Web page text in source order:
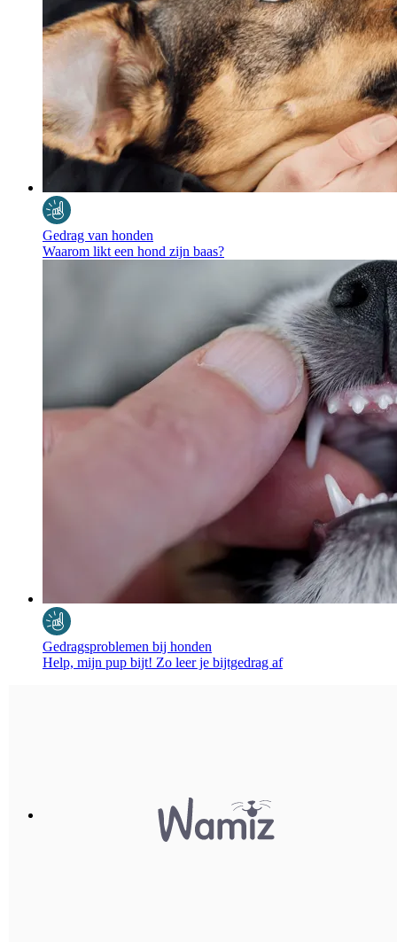
Gedrag van honden
Waarom likt een hond zijn baas?
Gedragsproblemen bij honden
Help, mijn pup bijt! Zo leer je bijtgedrag af